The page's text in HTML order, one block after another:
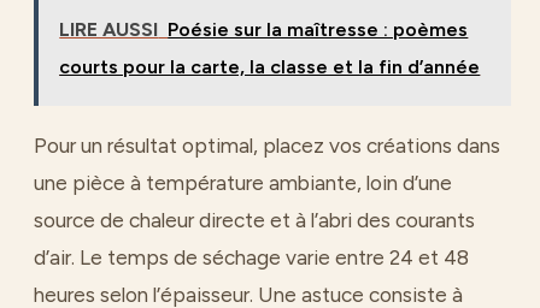
LIRE AUSSI Poésie sur la maîtresse : poèmes
courts pour la carte, la classe et la fin d’année
Pour un résultat optimal, placez vos créations dans
une pièce à température ambiante, loin d’une
source de chaleur directe et à l’abri des courants
d’air. Le temps de séchage varie entre 24 et 48
heures selon l’épaisseur. Une astuce consiste à